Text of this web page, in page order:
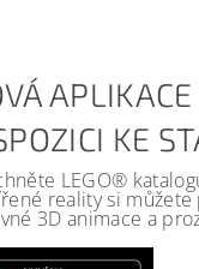
KE
LEGO®
reality si
3D animace a